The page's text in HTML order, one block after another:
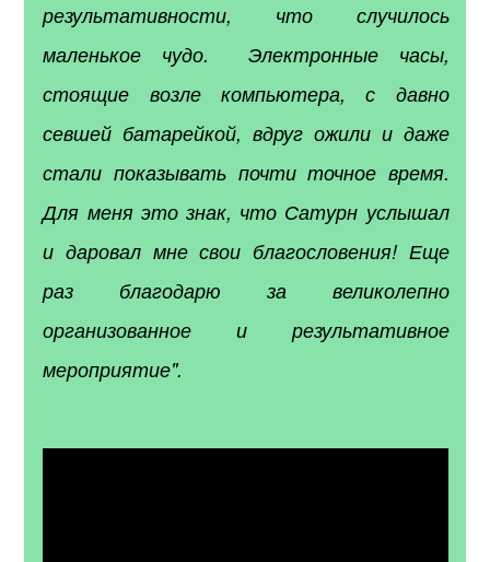
результативности, что случилось
маленькое чудо. Электронные часы,
стоящие возле компьютера, с давно
севшей батарейкой, вдруг ожили и даже
стали показывать почти точное время.
Для меня это знак, что Сатурн услышал
и даровал мне свои благословения! Еще
раз благодарю за великолепно
организованное и результативное
мероприятие".